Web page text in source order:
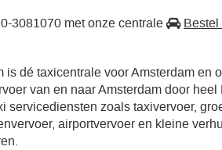
3081070 met onze centrale
Bestel
is dé taxicentrale voor Amsterdam en
van en naar Amsterdam door heel
servicediensten zoals taxivervoer,
airportvervoer en kleine